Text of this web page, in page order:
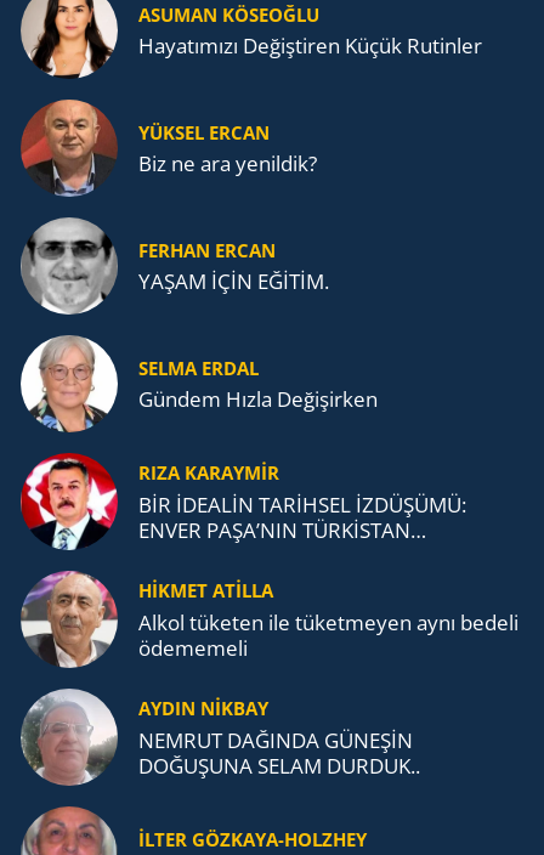
ASUMAN KÖSEOĞLU
Ha­ya­tı­mı­zı De­ğiş­ti­ren Küçük Ru­tin­ler
YÜKSEL ERCAN
Biz ne ara yenildik?
FERHAN ERCAN
YAŞAM İÇİN EĞİTİM.
SELMA ERDAL
Gündem Hızla Değişirken
RIZA KARAYMIR
BİR İDEALİN TARİHSEL İZDÜŞÜMÜ:
ENVER PAŞA’NIN TÜRKİSTAN
TEŞKİLATI’NA UZANAN MİRASI
HİKMET ATİLLA
Alkol tü­ke­ten ile tü­ket­me­yen aynı be­de­li
öde­me­me­li
AYDIN NİKBAY
NEMRUT DAĞINDA GÜNEŞİN
DOĞUŞUNA SELAM DURDUK..
İLTER GÖZKAYA-HOLZHEY